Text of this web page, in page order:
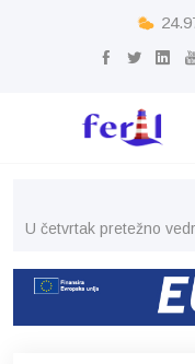
U četvrtak pretežno